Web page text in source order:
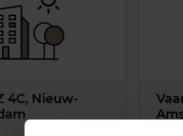
4C, Nieuw-